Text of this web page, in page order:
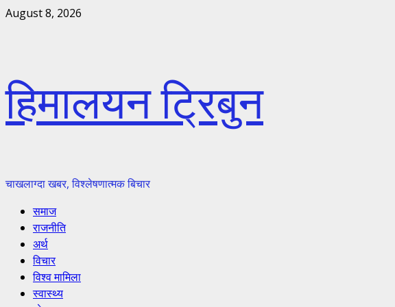
Skip
August 8, 2026
हिमालयन ट्रिबुन
चाखलाग्दा खबर, विश्लेषणात्मक बिचार
Primary
Menu
समाज
राजनीति
अर्थ
विचार
विश्व मामिला
स्वास्थ्य